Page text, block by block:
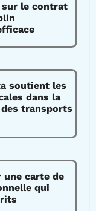
sur le contrat
soutient les
dans la
transports
une carte de
qui